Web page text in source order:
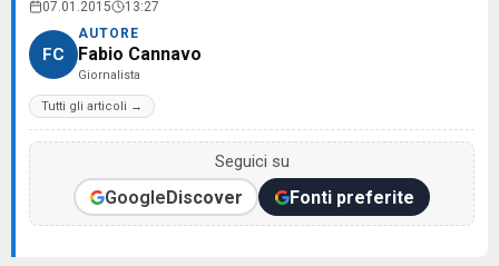
07.01.2015 13:27
FC
AUTORE
Fabio Cannavo
Giornalista
Tutti gli articoli →
Seguici su
GoogleDiscover Fonti preferite